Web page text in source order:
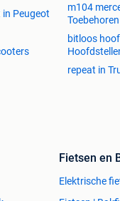
Peugeot
m104
Toebehoren
bitloos
repeat in
Fietsen en
Elektrische